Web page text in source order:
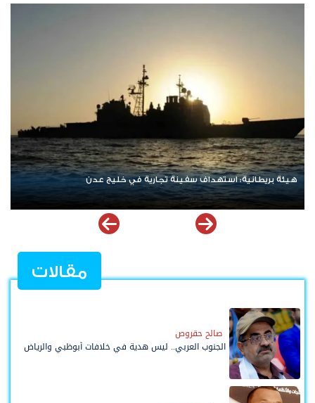
نتنياهو يرفض الانسحاب من غزة ويعلن رفضه لمسودة أمريكية
مقالات
صالح حقروص
الجنوب العربي.. ليس هدية في خلافات أبوظبي والرياض